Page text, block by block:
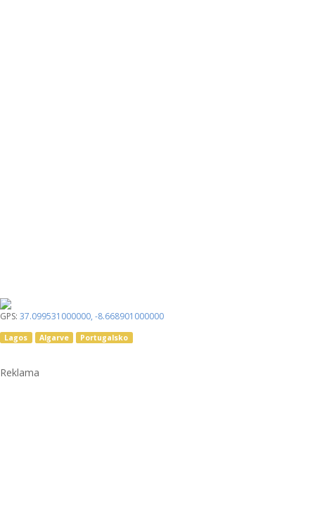
GPS: 37.099531000000, -8.668901000000
Lagos Algarve Portugalsko
Reklama